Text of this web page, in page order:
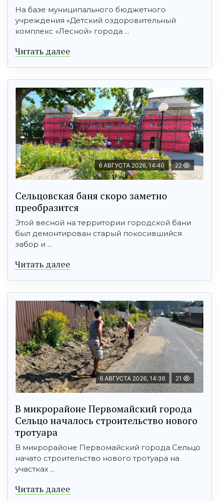
На базе муниципального бюджетного
учреждения «Детский оздоровительный
комплекс «Лесной» города ...
Читать далее
6 АВГУСТА 2026, 14:40 22
Сельцовская баня скоро заметно
преобразится
Этой весной на территории городской бани
был демонтирован старый покосившийся
забор и ...
Читать далее
6 АВГУСТА 2026, 14:36 21
В микрорайоне Первомайский города
Сельцо началось строительство нового
тротуара
В микрорайоне Первомайский города Сельцо
начато строительство нового тротуара на
участках ...
Читать далее